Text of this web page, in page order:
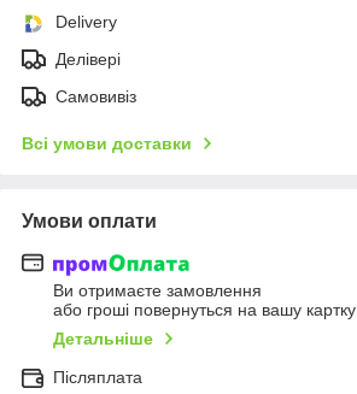
Delivery
Делівері
Самовивіз
Всі умови доставки
Умови оплати
Ви отримаєте замовлення
або гроші повернуться на вашу картку
Детальніше
Післяплата